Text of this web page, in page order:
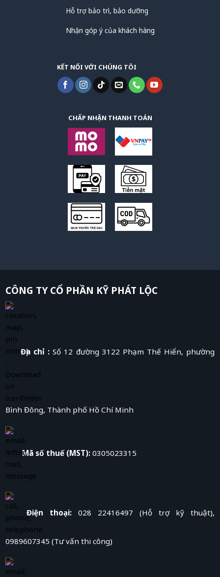
Hỗ trợ bảo trì, bảo dưỡng
Nhận góp ý của khách hàng
KẾT NỐI VỚI CHÚNG TÔI
CHẤP NHẬN THANH TOÁN
CÔNG TY CỔ PHẦN KỸ PHÁT LỘC
Địa chỉ : Số 12 đường 3122 Phạm Thế Hiển, phường
Bình Đông, Thành phố Hồ Chí Minh
Mã số thuế (MST): 0305023315
Điện thoại: 028 22416497 (Hỗ trợ kỹ thuật),
0989607345 (Tư vấn thi công)